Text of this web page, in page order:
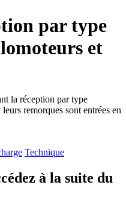
par type
et
la réception par type
remorques sont entrées en
Technique
à la suite du